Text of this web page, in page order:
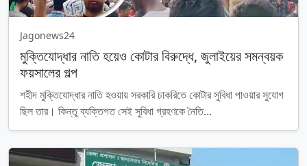
Jagonews24
মুক্তিযোদ্ধার নাতি হয়েও কোটার বিরুদ্ধে, জুলাইয়ের সমন্বয়ক
ফয়সালের গল্প
শহীদ মুক্তিযোদ্ধার নাতি হওয়ায় সরকারি চাকরিতে কোটার সুবিধা পাওয়ার সুযোগ
ছিল তার। কিন্তু ব্যক্তিগত সেই সুবিধা গ্রহণকে নৈতি...